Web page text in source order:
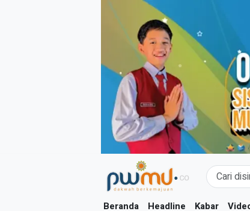
Beranda Headline Kabar